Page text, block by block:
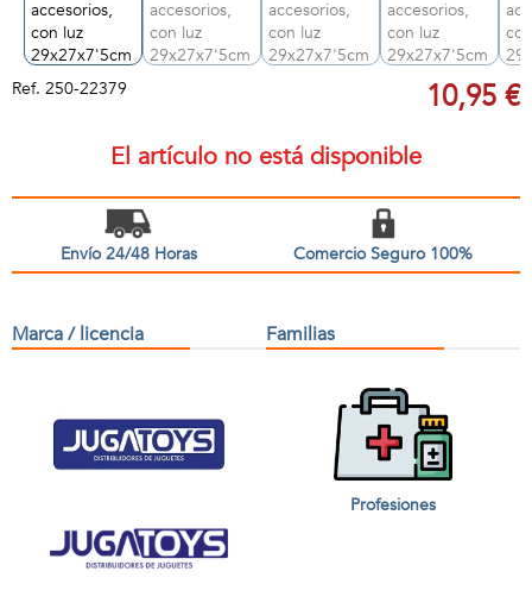
Ref. 250-22379 10,95 €
El artículo no está disponible
Envío 24/48 Horas Comercio Seguro 100%
Marca / licencia Familias
Profesiones